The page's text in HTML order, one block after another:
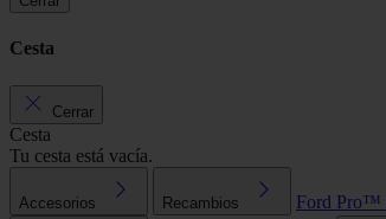
Cesta
Cerrar
Cesta
Tu cesta está vacía.
Accesorios Recambios Ford Pro™